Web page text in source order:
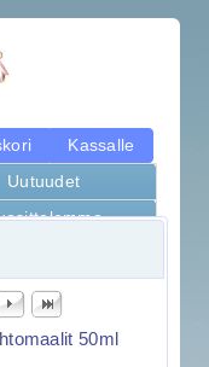
Kassalle
Uutuudet
50ml